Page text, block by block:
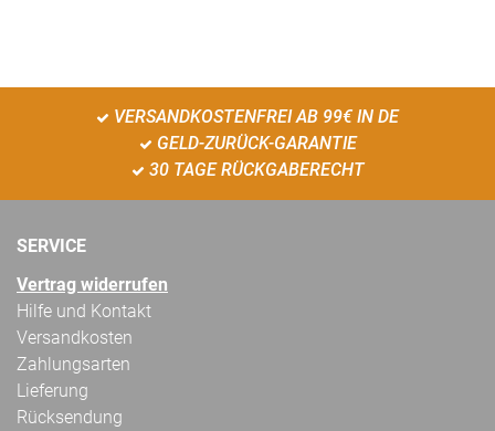
VERSANDKOSTENFREI AB 99€ IN DE
GELD-ZURÜCK-GARANTIE
30 TAGE RÜCKGABERECHT
SERVICE
Vertrag widerrufen
Hilfe und Kontakt
Versandkosten
Zahlungsarten
Lieferung
Rücksendung